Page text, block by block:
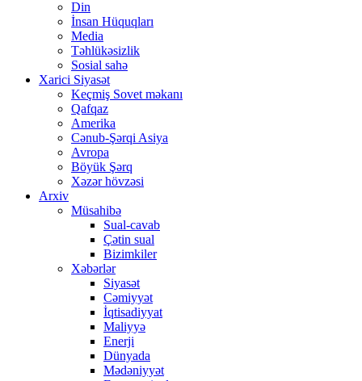
Din
İnsan Hüquqları
Media
Təhlükəsizlik
Sosial sahə
Xarici Siyasət
Keçmiş Sovet məkanı
Qafqaz
Amerika
Cənub-Şərqi Asiya
Avropa
Böyük Şərq
Xəzər hövzəsi
Arxiv
Müsahibə
Sual-cavab
Çətin sual
Bizimkiler
Xəbərlər
Siyasət
Cəmiyyət
İqtisadiyyat
Maliyyə
Enerji
Dünyada
Mədəniyyət